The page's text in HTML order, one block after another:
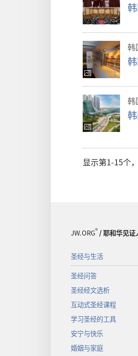
韩
韩
显示第1-15个
JW.ORG® / 耶和华见证
圣经与生活
圣经问答
圣经经文选析
互动式圣经课程
学习圣经的工具
安宁与快乐
婚姻与家庭